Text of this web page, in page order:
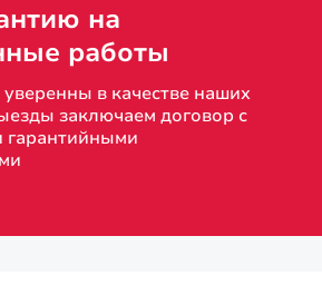
на
работы
в качестве наших
заключаем договор с